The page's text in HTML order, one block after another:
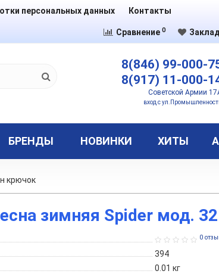
персональных данных Контакты
Сравнение 0
8(846) 99-000-
8(917) 11-000-
Советской Армии
вход с
БРЕНДЫ НОВИНКИ ХИТЫ
крючок
зимняя Spider мод.
0
394
0.01 кг